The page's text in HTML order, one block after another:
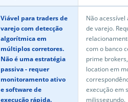
Viável para traders de
varejo com detecção
algorítmica em
múltiplos corretores.
Não é uma estratégia
passiva - requer
monitoramento ativo
e software de
execução rápida.
Não
de varejo.
com o banco
prime
location em
execução em
milissegundo.